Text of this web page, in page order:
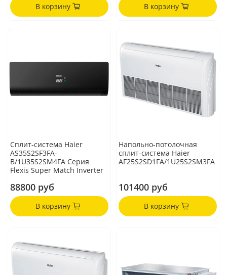
В корзину В корзину
Сплит-система Haier
AS35S2SF3FA-
B/1U35S2SM4FA Серия
Flexis Super Match Inverter
88800 руб
В корзину
Напольно-потолочная
сплит-система Haier
AF25S2SD1FA/1U25S2SM3FA
101400 руб
В корзину